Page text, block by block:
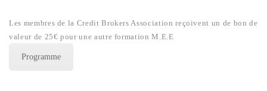
Les membres de la Credit Brokers Association reçoivent un de bon de
valeur de 25€ pour une autre formation M.E.E
Programme